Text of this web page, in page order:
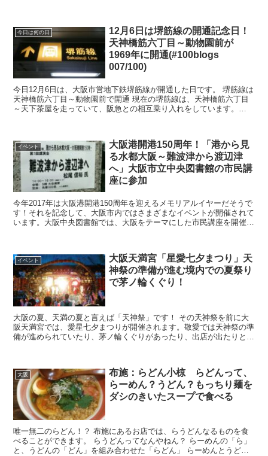
今日は何の日
12月6日は堺筋線の開通記念日！
天神橋筋六丁目～動物園前が
1969年に開通(#100blogs
007/100)
今日12月6日は、大阪市営地下鉄堺筋線が開通した日です。 堺筋線は
天神橋筋六丁目～動物園前で開通 現在の堺筋線は、天神橋筋六丁目
～天下茶屋を走っていて、阪急との相互乗り入れをしています。
イベント
大阪港開港150周年！「港から見
る水都大阪～難波津から渡辺津
へ」大阪市立中央図書館の市民講
座に参加
今年2017年は大阪港開港150周年を迎えるメモリアルイヤーだそうで
す！それを記念して、大阪市内ではさまざまなイベントが開催されて
います。大阪中央図書館では、大阪をテーマにした市民講座を開催し
イベント
大阪天満宮「星愛七夕まつり」天
神祭の準備が進む境内での夏祭り
で茅ノ輪くぐり！
大阪の夏、天満の夏と言えば「天神祭」です！ その天神祭を前に大
阪天満宮では、愛星七夕まつりが開催されます。敬愛では天神祭の準
備が進められていたり、茅ノ輪くぐりがあったり、出店が出たりと賑
大阪
布施：らどん小椋 らどんって、
らーめん？うどん？もっちり麺を
ダシのきいたスープで食べる
唯一無二のらどん！？ 布施にあるお店では、らうどんなるものを食
べることができます。 らうどんってなんやねん？ らーめんの「ら」
と、うどんの「どん」を組み合わせた「らどん」 らーめんとうどん